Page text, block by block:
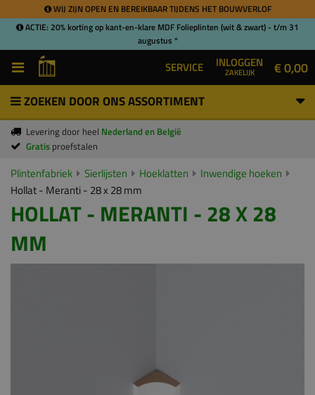
WIJ ZIJN OPEN EN BEREIKBAAR TIJDENS HET BOUWVERLOF
ACTIE: 20% korting op kant-en-klare MDF Folieplinten (wit & zwart) - t/m 31
augustus *
SERVICE INLOGGEN
ZAKELIJK € 0,00
ZOEKEN DOOR ONS ASSORTIMENT
Levering door heel Nederland en België
Gratis proefstalen
Plintenfabriek Sierlijsten Hoeklatten
Inwendige hoeken
Hollat - Meranti - 28 x 28 mm
HOLLAT - MERANTI - 28 X 28
MM